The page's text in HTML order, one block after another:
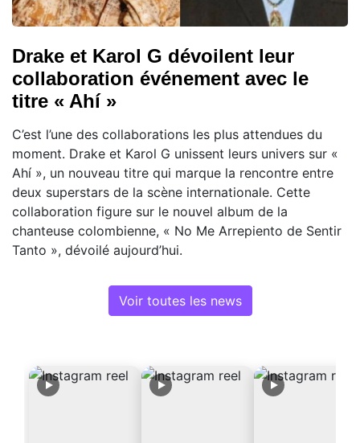
Drake et Karol G dévoilent leur
collaboration événement avec le
titre « Ahí »
C’est l’une des collaborations les plus attendues du
moment. Drake et Karol G unissent leurs univers sur «
Ahí », un nouveau titre qui marque la rencontre entre
deux superstars de la scène internationale. Cette
collaboration figure sur le nouvel album de la
chanteuse colombienne, « No Me Arrepiento de Sentir
Tanto », dévoilé aujourd’hui.
Voir toutes les news